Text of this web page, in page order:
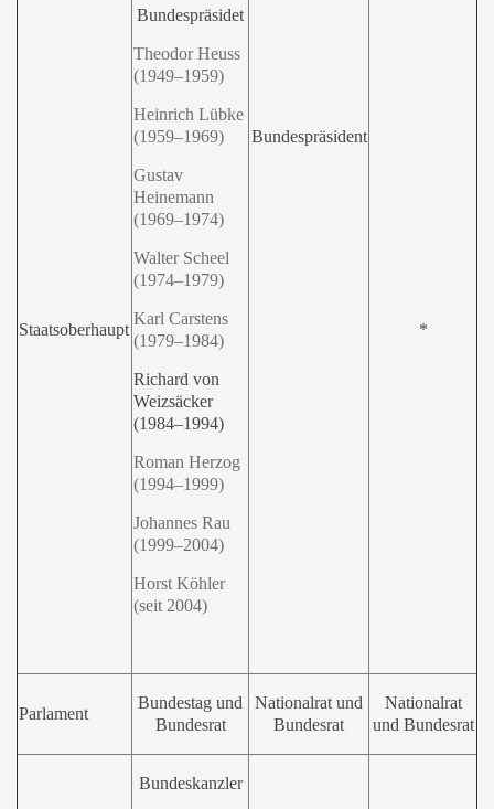
Staatsoberhaupt
Bundespräsidet
Theodor Heuss
(1949–1959)
Heinrich Lübke
(1959–1969)
Gustav
Heinemann
(1969–1974)
Walter Scheel
(1974–1979)
Karl Carstens
(1979–1984)
Richard von
Weizsäcker
(1984–1994)
Roman Herzog
(1994–1999)
Johannes Rau
(1999–2004)
Horst Köhler
(seit 2004)
Bundespräsident
*
Parlament
Bundestag und
Bundesrat
Nationalrat und
Bundesrat
Nationalrat
und Bundesrat
Bundeskanzler